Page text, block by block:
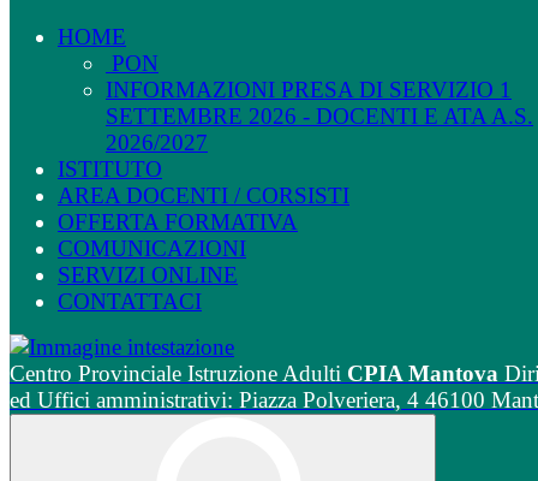
HOME
PON
INFORMAZIONI PRESA DI SERVIZIO 1
SETTEMBRE 2026 - DOCENTI E ATA A.S.
2026/2027
ISTITUTO
AREA DOCENTI / CORSISTI
OFFERTA FORMATIVA
COMUNICAZIONI
SERVIZI ONLINE
CONTATTACI
Centro Provinciale Istruzione Adulti CPIA Mantova
ed Uffici amministrativi: Piazza Polveriera, 4 46100